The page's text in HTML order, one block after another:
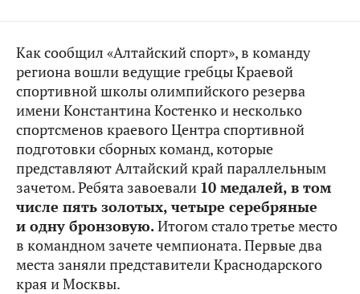
Как сообщил «Алтайский спорт», в команду
региона вошли ведущие гребцы Краевой
спортивной школы олимпийского резерва
имени Константина Костенко и несколько
спортсменов краевого Центра спортивной
подготовки сборных команд, которые
представляют Алтайский край параллельным
зачетом. Ребята завоевали 10 медалей, в том
числе пять золотых, четыре серебряные
и одну бронзовую.Итогом стало третье место
в командном зачете чемпионата. Первые два
места заняли представители Краснодарского
края и Москвы.